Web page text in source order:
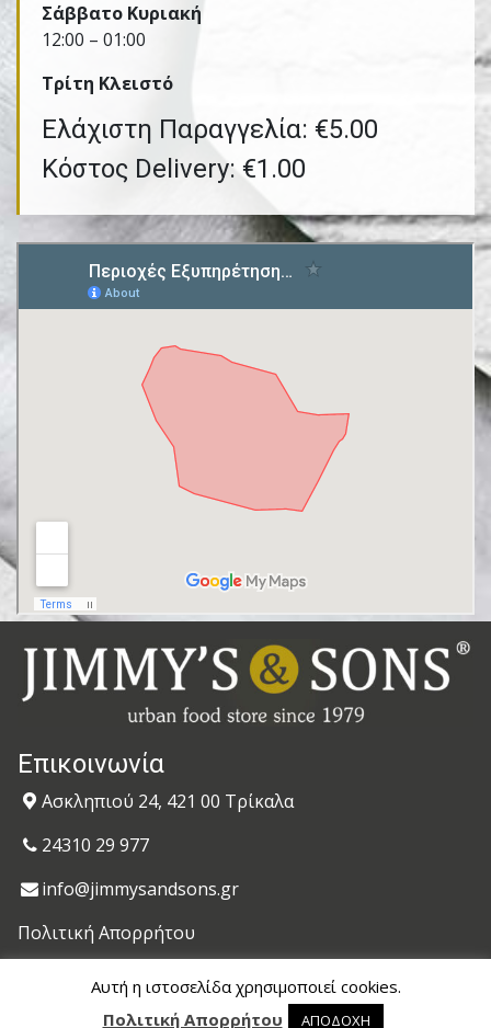
Σάββατο Κυριακή
12:00 – 01:00
Τρίτη Kλειστό
Ελάχιστη Παραγγελία: €5.00
Κόστος Delivery: €1.00
Επικοινωνία
Ασκληπιού 24, 421 00 Τρίκαλα
24310 29 977
info@jimmysandsons.gr
Πολιτική Απορρήτου
© 2020 jimmysandsons.gr. All Rights Reserved.
Αυτή η ιστοσελίδα χρησιμοποιεί cookies.
Πολιτική Απορρήτου
ΑΠΟΔΟΧΗ